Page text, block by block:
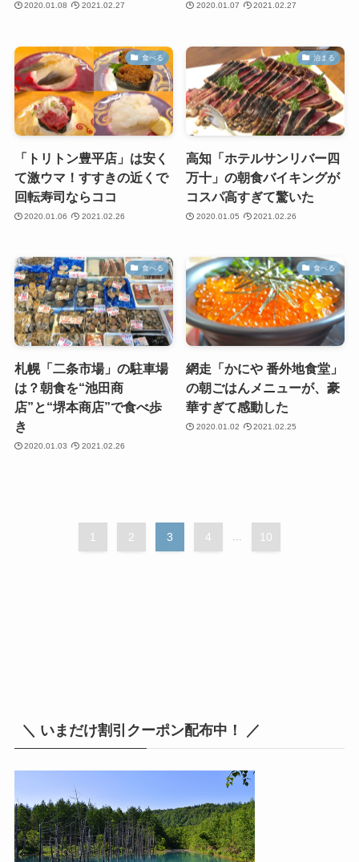
2020.01.08 2021.02.27 2020.01.07 2021.02.27
食べる
「トリトン豊平店」は安く
て激ウマ！すすきの近くで
回転寿司ならココ
2020.01.06 2021.02.26
泊まる
高知「ホテルサンリバー四
万十」の朝食バイキングが
コスパ高すぎて驚いた
2020.01.05 2021.02.26
食べる
札幌「二条市場」の駐車場
は？朝食を“池田商
店”と“堺本商店”で食べ歩
き
2020.01.03 2021.02.26
食べる
網走「かにや 番外地食堂」
の朝ごはんメニューが、豪
華すぎて感動した
2020.01.02 2021.02.25
1 2 3 4 ... 10
＼ いまだけ割引クーポン配布中！ ／